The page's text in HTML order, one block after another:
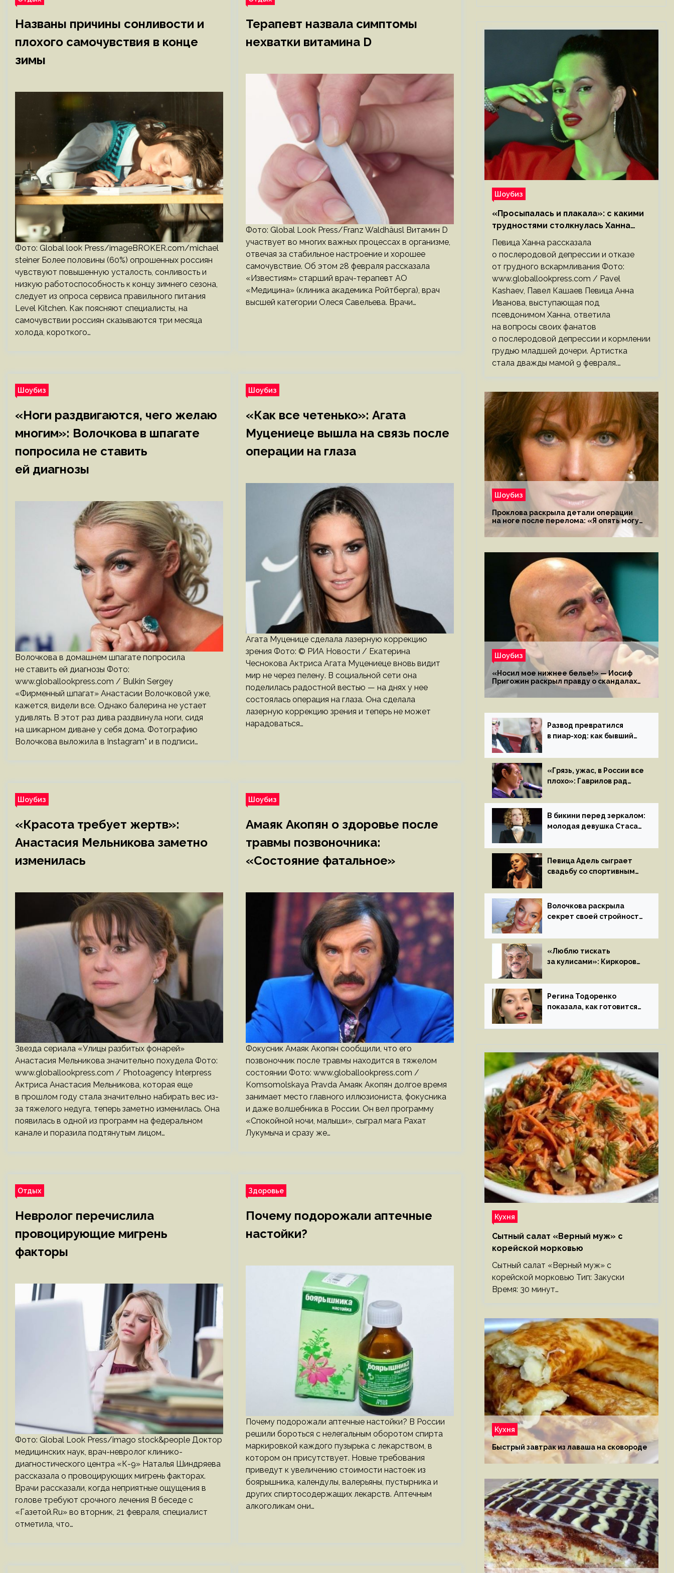
Названы причины сонливости и
плохого самочувствия в конце
зимы
Фото: Global look Press/imageBROKER.com/michael
steiner Более половины (60%) опрошенных россиян
чувствуют повышенную усталость, сонливость и
низкую работоспособность к концу зимнего сезона,
следует из опроса сервиса правильного питания
Level Kitchen. Как поясняют специалисты, на
самочувствии россиян сказываются три месяца
холода, короткого…
Терапевт назвала симптомы
нехватки витамина D
Фото: Global Look Press/Franz Waldhäusl Витамин D
участвует во многих важных процессах в организме,
отвечая за стабильное настроение и хорошее
самочувствие. Об этом 28 февраля рассказала
«Известиям» старший врач-терапевт АО
«Медицина» (клиника академика Ройтберга), врач
высшей категории Олеся Савельева. Врачи…
Шоубиз
«Ноги раздвигаются, чего желаю
многим»: Волочкова в шпагате
попросила не ставить
ей диагнозы
Волочкова в домашнем шпагате попросила
не ставить ей диагнозы Фото:
www.globallookpress.com / Bulkin Sergey
«Фирменный шпагат» Анастасии Волочковой уже,
кажется, видели все. Однако балерина не устает
удивлять. В этот раз дива раздвинула ноги, сидя
на шикарном диване у себя дома. Фотографию
Волочкова выложила в Instagram* и в подписи…
Шоубиз
«Как все четенько»: Агата
Муцениеце вышла на связь после
операции на глаза
Агата Муценице сделала лазерную коррекцию
зрения Фото: © РИА Новости / Екатерина
Чеснокова Актриса Агата Муцениеце вновь видит
мир не через пелену. В социальной сети она
поделилась радостной вестью — на днях у нее
состоялась операция на глаза. Она сделала
лазерную коррекцию зрения и теперь не может
нарадоваться…
Шоубиз
«Красота требует жертв»:
Анастасия Мельникова заметно
изменилась
Звезда сериала «Улицы разбитых фонарей»
Анастасия Мельникова значительно похудела Фото:
www.globallookpress.com / Photoagency Interpress
Актриса Анастасия Мельникова, которая еще
в прошлом году стала значительно набирать вес из-
за тяжелого недуга, теперь заметно изменилась. Она
появилась в одной из программ на федеральном
канале и поразила подтянутым лицом…
Шоубиз
Амаяк Акопян о здоровье после
травмы позвоночника:
«Состояние фатальное»
Фокусник Амаяк Акопян сообщили, что его
позвоночник после травмы находится в тяжелом
состоянии Фото: www.globallookpress.com /
Komsomolskaya Pravda Амаяк Акопян долгое время
занимает место главного иллюзиониста, фокусника
и даже волшебника в России. Он вел программу
«Спокойной ночи, малыши», сыграл мага Рахат
Лукумыча и сразу же…
Отдых
Невролог перечислила
провоцирующие мигрень
факторы
Фото: Global Look Press/imago stock&people Доктор
медицинских наук, врач-невролог клинико-
диагностического центра «К-9» Наталья Шиндряева
рассказала о провоцирующих мигрень факторах.
Врачи рассказали, когда неприятные ощущения в
голове требуют срочного лечения В беседе с
«Газетой.Ru» во вторник, 21 февраля, специалист
отметила, что…
Здоровье
Почему подорожали аптечные
настойки?
Почему подорожали аптечные настойки? В России
решили бороться с нелегальным оборотом спирта
маркировкой каждого пузырька с лекарством, в
котором он присутствует. Новые требования
приведут к увеличению стоимости настоек из
боярышника, календулы, валерьяны, пустырника и
других спиртосодержащих лекарств. Аптечным
алкоголикам они…
Шоубиз
«Просыпалась и плакала»: с какими
трудностями столкнулась Ханна
после родов
Певица Ханна рассказала
о послеродовой депрессии и отказе
от грудного вскармливания Фото:
www.globallookpress.com / Pavel
Kashaev, Павел Кашаев Певица Анна
Иванова, выступающая под
псевдонимом Ханна, ответила
на вопросы своих фанатов
о послеродовой депрессии и кормлении
грудью младшей дочери. Артистка
стала дважды мамой 9 февраля.…
Шоубиз
Проклова раскрыла детали операции
на ноге после перелома: «Я опять могу
ходить»
Шоубиз
«Носил мое нижнее белье!» — Иосиф
Пригожин раскрыл правду о скандалах
с мужем своей экс-жены
Развод превратился
в пиар-ход: как бывший
популярной
«Грязь, ужас, в России все
плохо»: Гаврилов рад
иноагентов
В бикини перед зеркалом:
молодая девушка Стаса
на камеру
Певица Адель сыграет
свадьбу со спортивным
этим летом
Волочкова раскрыла
секрет своей стройности:
страстные…»
«Люблю тискать
за кулисами»: Киркоров
к молодой особе
Регина Тодоренко
показала, как готовится
ребенка
Кухня
Сытный салат «Верный муж» с
корейской морковью
Сытный салат «Верный муж» с
корейской морковью Тип: Закуски
Время: 30 минут…
Кухня
Быстрый завтрак из лаваша на сковороде